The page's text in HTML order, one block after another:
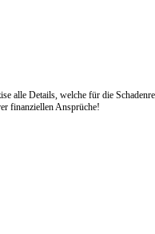
alle Details, welche für die
finanziellen Ansprüche!